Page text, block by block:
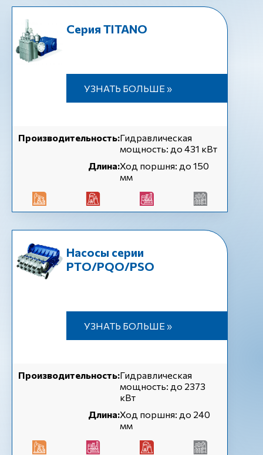
Серия TITANO
УЗНАТЬ БОЛЬШЕ »
Производительность:Гидравлическая
мощность: до 431 кВт
Длина:Ход поршня: до 150
мм
Насосы серии
PTO/PQO/PSO
УЗНАТЬ БОЛЬШЕ »
Производительность:Гидравлическая
мощность: до 2373
кВт
Длина:Ход поршня: до 240
мм